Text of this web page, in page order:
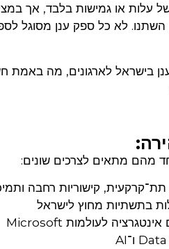
השתנו. לא כל ספק ענן מסוגל
בישראל לארגונים, מה באמת
מהם מתאים לצרכים שונים: